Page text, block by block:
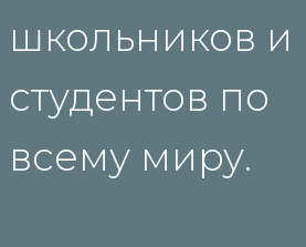
школьников и
студентов по
всему миру.